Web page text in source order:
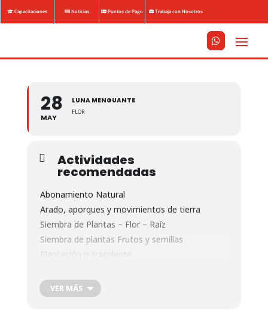
Capacitaciones Noticias Puntos de Pago Trabaja con Nosotros



28
MAY
LUNA MENGUANTE
FLOR
Actividades
recomendadas
Abonamiento Natural
Arado, aporques y movimientos de tierra
Siembra de Plantas – Flor – Raíz
Siembra de plantas Frutos y semillas
Plantación o trasplante
Cosecha de hojas, flores y frutos
Cosecha Plantas Medicinales
VER MÁS